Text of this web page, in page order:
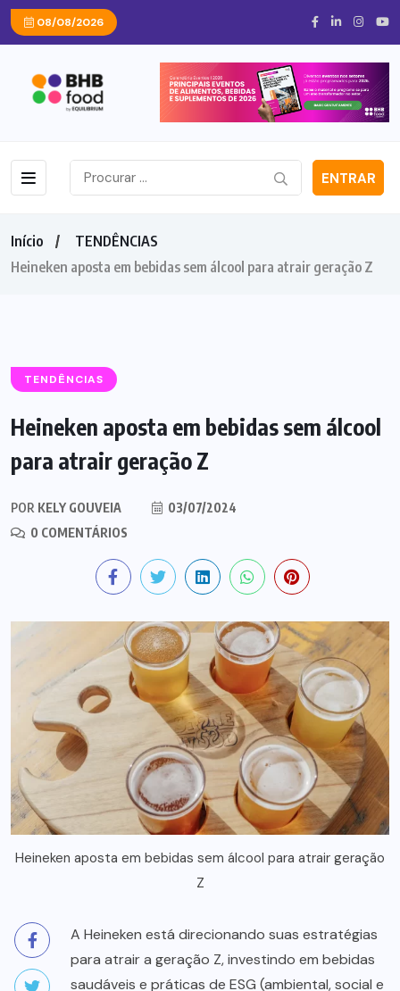
08/08/2026
ENTRAR
Início
TENDÊNCIAS
Heineken aposta em bebidas sem álcool para atrair geração Z
TENDÊNCIAS
Heineken aposta em bebidas sem álcool
para atrair geração Z
POR KELY GOUVEIA
03/07/2024
0 COMENTÁRIOS
Heineken aposta em bebidas sem álcool para atrair geração
Z
A Heineken está direcionando suas estratégias
para atrair a geração Z, investindo em bebidas
saudáveis e práticas de ESG (ambiental, social e